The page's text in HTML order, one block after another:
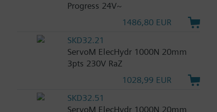
Progress 24V~
1486,80 EUR
SKD32.21
ServoM ElecHydr 1000N 20mm
3pts 230V RaZ
1028,99 EUR
SKD32.51
ServoM ElecHydr 1000N 20mm